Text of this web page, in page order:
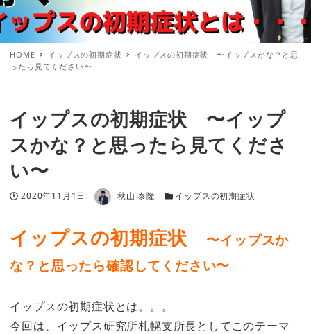
HOME イップスの初期症状
イップスの初期症状 〜イップスかな？と思
ったら見てください〜
イップスの初期症状 〜イップ
スかな？と思ったら見てくださ
い〜
投稿日
2020年11月1日 著者 秋山 泰隆 カテゴリー
イップスの初期症状
イップスの初期症状
〜イップスか
な？と思ったら確認してください〜
イップスの初期症状とは。。。
今回は、イップス研究所札幌支所長としてこのテーマ